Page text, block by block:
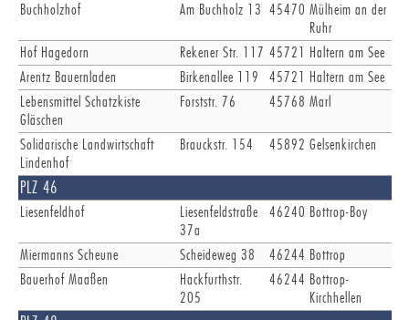
Buchholzhof
Am Buchholz 13 45470 Mülheim an der
Ruhr
Hof Hagedorn
Rekener Str. 117 45721 Haltern am See
Arentz Bauernladen
Birkenallee 119 45721 Haltern am See
Lebensmittel Schatzkiste
Gläschen
Forststr. 76 45768 Marl
Solidarische Landwirtschaft
Lindenhof
Brauckstr. 154 45892 Gelsenkirchen
PLZ 46
Liesenfeldhof
Liesenfeldstraße
37a
46240 Bottrop-Boy
Miermanns Scheune Scheideweg 38 46244 Bottrop
Bauerhof Maaßen
Hackfurthstr.
205
46244 Bottrop-
Kirchhellen